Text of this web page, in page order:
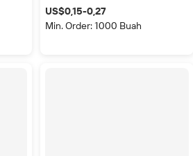
bawah kotak plastik untuk
penggunaan makanan kerut
kemasan kotak atas dan bawah
US$0,15-0,27
Min. Order: 1000 Buah